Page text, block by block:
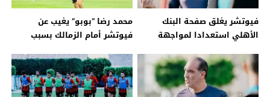
فيوتشر يغلق صفحة البنك
الأهلي استعدادا لمواجهة
الخبر اليوم
محمد رضا “بوبو” يغيب عن
فيوتشر أمام الزمالك بسبب